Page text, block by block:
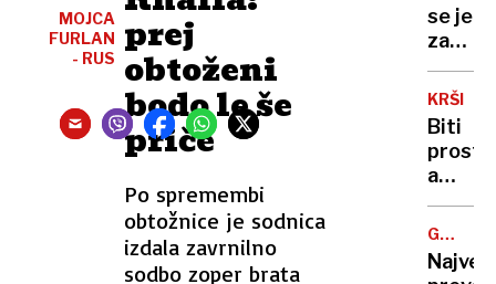
prej
obtoženi
bodo le še
priče
Po spremembi
obtožnice je sodnica
izdala zavrnilno
sodbo zoper brata
MOJCA
FURLAN
- RUS
simbol
ki je
zdaj
višji
se je
na
rampi
potniki
so
ga
tresli
in
KRŠITVE
Biti
prost,
a
ves
čas
kje
GREGOR